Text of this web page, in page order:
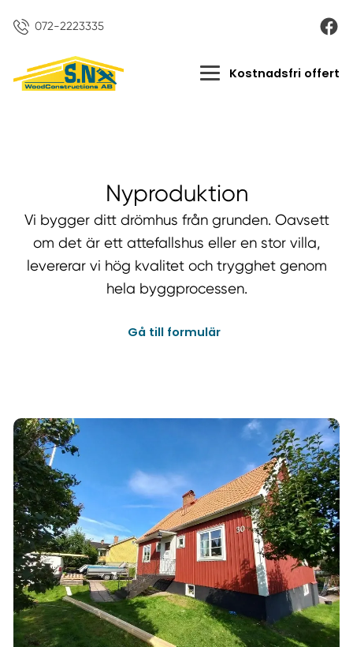
072-2223335
Kostnadsfri offert
Nyproduktion
Vi bygger ditt drömhus från grunden. Oavsett
om det är ett attefallshus eller en stor villa,
levererar vi hög kvalitet och trygghet genom
hela byggprocessen.
Gå till formulär